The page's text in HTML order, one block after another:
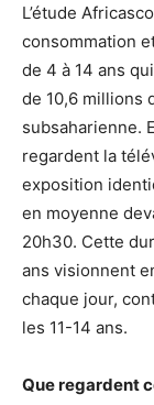
L’étude
consommation
de 4 à 14 ans
de 10,6 millions
subsaharienne.
regardent la
exposition
en moyenne
20h30. Cette
ans visionnent
chaque jour,
les 11-14 ans.
Que regardent